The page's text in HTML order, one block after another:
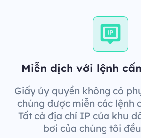
Miễn dịch với lệnh
Giấy ủy quyền không có
chúng được miễn các lệnh
Tất cả địa chỉ IP của khu
bơi của chúng tôi